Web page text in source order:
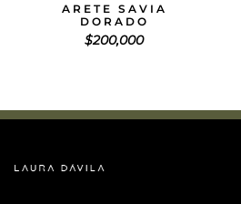
ARETE SAVIA
DORADO
$200,000